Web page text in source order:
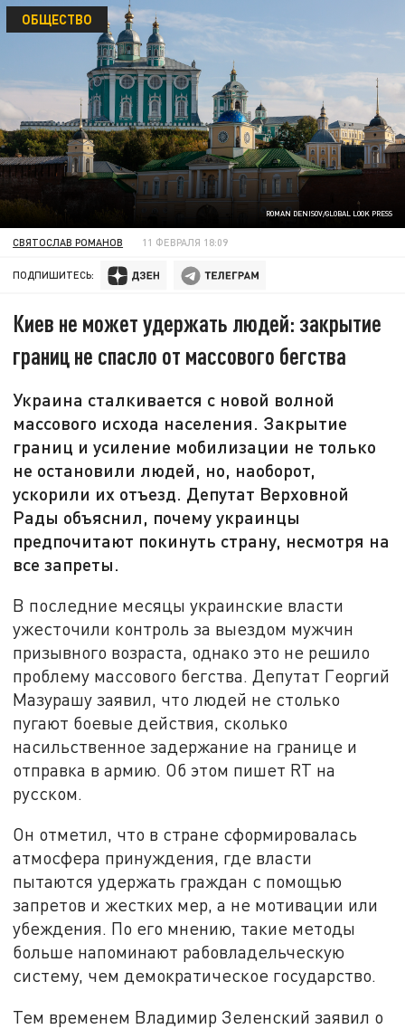
ROMAN DENISOV/GLOBAL LOOK PRESS
ОБЩЕСТВО
СВЯТОСЛАВ РОМАНОВ 11 ФЕВРАЛЯ 18:09
ПОДПИШИТЕСЬ:
Киев не может удержать людей: закрытие
границ не спасло от массового бегства
Украина сталкивается с новой волной
массового исхода населения. Закрытие
границ и усиление мобилизации не только
не остановили людей, но, наоборот,
ускорили их отъезд. Депутат Верховной
Рады объяснил, почему украинцы
предпочитают покинуть страну, несмотря на
все запреты.
В последние месяцы украинские власти
ужесточили контроль за выездом мужчин
призывного возраста, однако это не решило
проблему массового бегства. Депутат Георгий
Мазурашу заявил, что людей не столько
пугают боевые действия, сколько
насильственное задержание на границе и
отправка в армию. Об этом пишет RT на
русском.
Он отметил, что в стране сформировалась
атмосфера принуждения, где власти
пытаются удержать граждан с помощью
запретов и жестких мер, а не мотивации или
убеждения. По его мнению, такие методы
больше напоминают рабовладельческую
систему, чем демократическое государство.
Тем временем Владимир Зеленский заявил о